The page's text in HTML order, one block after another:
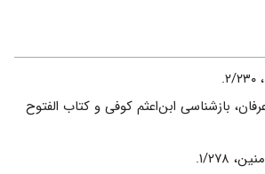
بازشناسی ابن‌اعثم کوفی و کتاب الفتوح
۱/۲۷۸.